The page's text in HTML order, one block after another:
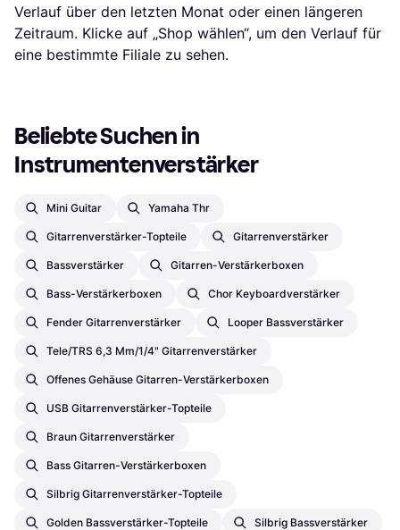
Verlauf über den letzten Monat oder einen längeren
Zeitraum. Klicke auf „Shop wählen“, um den Verlauf für
eine bestimmte Filiale zu sehen.
Beliebte Suchen in
Instrumentenverstärker
Mini Guitar Yamaha Thr
Gitarrenverstärker-Topteile Gitarrenverstärker
Bassverstärker Gitarren-Verstärkerboxen
Bass-Verstärkerboxen Chor Keyboardverstärker
Fender Gitarrenverstärker Looper Bassverstärker
Tele/TRS 6,3 Mm/1/4" Gitarrenverstärker
Offenes Gehäuse Gitarren-Verstärkerboxen
USB Gitarrenverstärker-Topteile
Braun Gitarrenverstärker
Bass Gitarren-Verstärkerboxen
Silbrig Gitarrenverstärker-Topteile
Golden Bassverstärker-Topteile Silbrig Bassverstärker